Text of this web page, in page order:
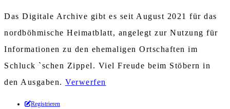
Das Digitale Archive gibt es seit August 2021 für das
nordböhmische Heimatblatt, angelegt zur Nutzung für
Informationen zu den ehemaligen Ortschaften im
Schluck `schen Zippel. Viel Freude beim Stöbern in
den Ausgaben. Verwerfen
Zum
Registrieren